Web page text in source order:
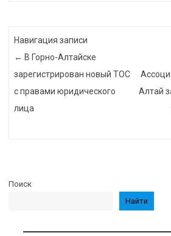
Навигация записи
← В Горно-Алтайске
зарегистрирован новый ТОС
с правами юридического
лица
Алтай
Поиск
Найти